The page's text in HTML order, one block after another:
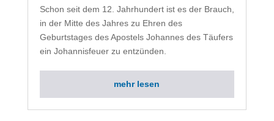
Schon seit dem 12. Jahrhundert ist es der Brauch,
in der Mitte des Jahres zu Ehren des
Geburtstages des Apostels Johannes des Täufers
ein Johannisfeuer zu entzünden.
mehr lesen